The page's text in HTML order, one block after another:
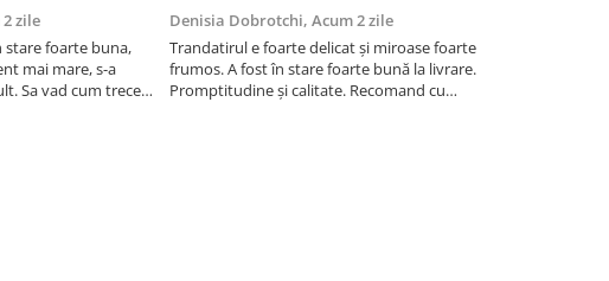
zile
stare foarte buna,
mai mare, s-a
Sa vad cum trece
Denisia Dobrotchi, Acum 2 zile
Trandatirul e foarte delicat și miroase foarte
frumos. A fost în stare foarte bună la livrare.
Promptitudine și calitate. Recomand cu